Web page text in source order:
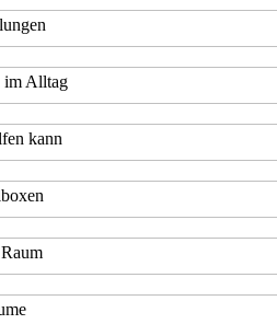
im Alltag
kann